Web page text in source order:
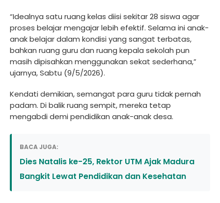
“Idealnya satu ruang kelas diisi sekitar 28 siswa agar
proses belajar mengajar lebih efektif. Selama ini anak-
anak belajar dalam kondisi yang sangat terbatas,
bahkan ruang guru dan ruang kepala sekolah pun
masih dipisahkan menggunakan sekat sederhana,”
ujarnya, Sabtu (9/5/2026).
Kendati demikian, semangat para guru tidak pernah
padam. Di balik ruang sempit, mereka tetap
mengabdi demi pendidikan anak-anak desa.
BACA JUGA:
Dies Natalis ke-25, Rektor UTM Ajak Madura
Bangkit Lewat Pendidikan dan Kesehatan